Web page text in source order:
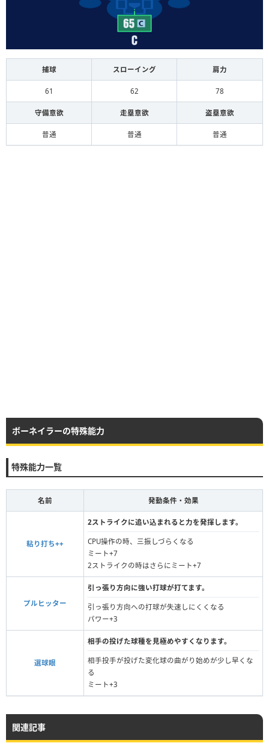
捕球 スローイング 肩力
61 62 78
守備意欲 走塁意欲 盗塁意欲
普通 普通 普通
ボーネイラーの特殊能力
特殊能力一覧
名前 発動条件・効果
粘り打ち++
2ストライクに追い込まれると力を発揮します。
CPU操作の時、三振しづらくなる
ミート+7
2ストライクの時はさらにミート+7
プルヒッター
引っ張り方向に強い打球が打てます。
引っ張り方向への打球が失速しにくくなる
パワー+3
選球眼
相手の投げた球種を見極めやすくなります。
相手投手が投げた変化球の曲がり始めが少し早くな
る
ミート+3
関連記事